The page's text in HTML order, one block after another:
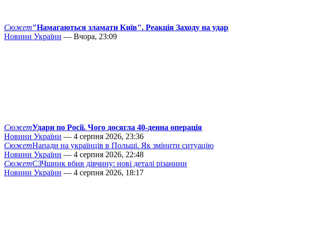
Сюжет"Намагаються зламати Київ". Реакція Заходу на удар
Новини України — Вчора, 23:09
СюжетУдари по Росії. Чого досягла 40-денна операція
Новини України — 4 серпня 2026, 23:36
СюжетНапади на українців в Польщі. Як змінити ситуацію
Новини України — 4 серпня 2026, 22:48
СюжетСЗЧшник вбив дівчину: нові деталі різанини
Новини України — 4 серпня 2026, 18:17